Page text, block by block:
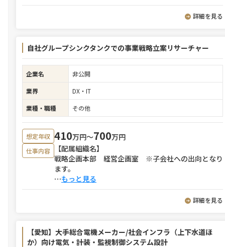
詳細を見る
自社グループシンクタンクでの事業戦略立案リサーチャー
企業名
非公開
業界
DX・IT
業種・職種
その他
想定年収 410万円〜700万円
仕事内容
【配属組織名】
戦略企画本部 経営企画室 ※子会社への出向となり
ます。
⋯もっと見る
詳細を見る
【愛知】大手総合電機メーカー/社会インフラ（上下水道ほ
か）向け電気・計装・監視制御システム設計